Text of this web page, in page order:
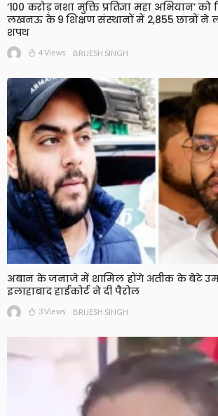
‘100 करोड़ नशा मुक्ति प्रतिज्ञा महा अभियान’
लखनऊ के 9 शिक्षण संस्थानों में 2,855 छात्रों ने
शपथ
4 Views BRIJESH SINGH
अबान के जनाजे में शामिल होंगे अतीक के बेटे
इलाहाबाद हाईकोर्ट ने दी पैरोल
3 Views BRIJESH SINGH